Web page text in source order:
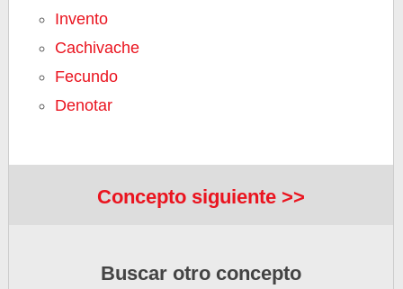
Invento
Cachivache
Fecundo
Denotar
Concepto siguiente >>
Buscar otro concepto